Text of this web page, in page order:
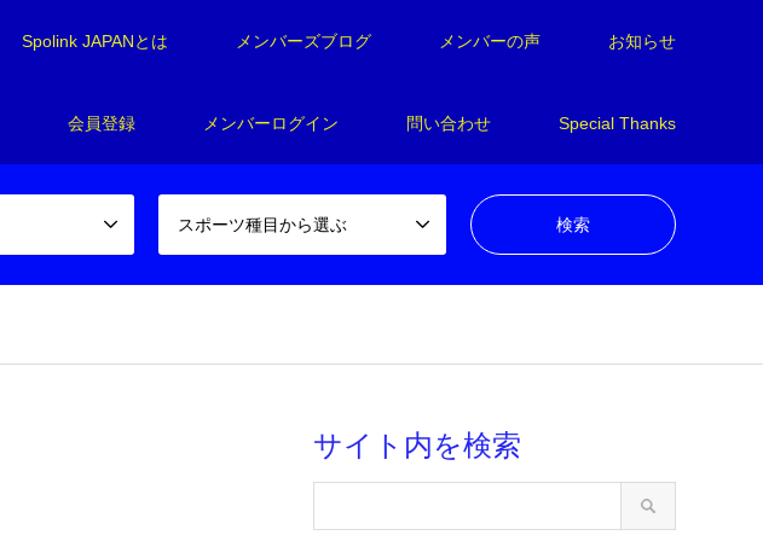
Spolink JAPANとは メンバーズブログ メンバーの声 お知らせ
会員登録 メンバーログイン 問い合わせ Special Thanks
スポーツ種目から選ぶ
サイト内を検索